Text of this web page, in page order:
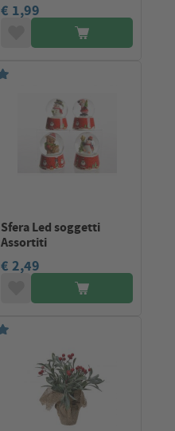
€ 1,99
Sfera Led soggetti
Assortiti
€ 2,49